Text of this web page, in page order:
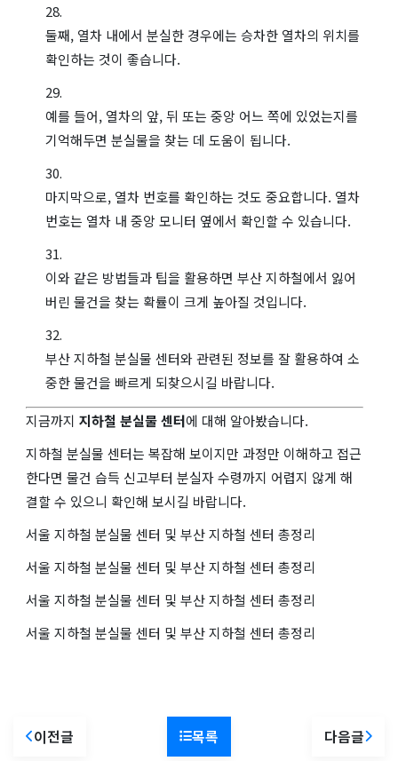
둘째, 열차 내에서 분실한 경우에는 승차한 열차의 위치를
확인하는 것이 좋습니다.
예를 들어, 열차의 앞, 뒤 또는 중앙 어느 쪽에 있었는지를
기억해두면 분실물을 찾는 데 도움이 됩니다.
마지막으로, 열차 번호를 확인하는 것도 중요합니다. 열차
번호는 열차 내 중앙 모니터 옆에서 확인할 수 있습니다.
이와 같은 방법들과 팁을 활용하면 부산 지하철에서 잃어
버린 물건을 찾는 확률이 크게 높아질 것입니다.
부산 지하철 분실물 센터와 관련된 정보를 잘 활용하여 소
중한 물건을 빠르게 되찾으시길 바랍니다.
지금까지 지하철 분실물 센터에 대해 알아봤습니다.
지하철 분실물 센터는 복잡해 보이지만 과정만 이해하고 접근
한다면 물건 습득 신고부터 분실자 수령까지 어렵지 않게 해
결할 수 있으니 확인해 보시길 바랍니다.
서울 지하철 분실물 센터 및 부산 지하철 센터 총정리
서울 지하철 분실물 센터 및 부산 지하철 센터 총정리
서울 지하철 분실물 센터 및 부산 지하철 센터 총정리
서울 지하철 분실물 센터 및 부산 지하철 센터 총정리
이전글 목록 다음글